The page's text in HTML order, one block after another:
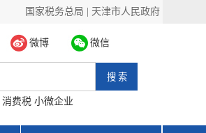
国家税务总局 天津市人民政府
微博 微信
消费税 小微企业